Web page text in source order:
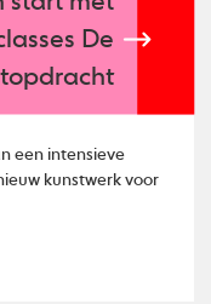
De
een intensieve
kunstwerk voor